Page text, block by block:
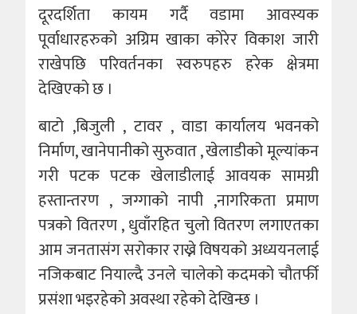
दूरदर्शिता कायम गर्दै वडामा आवस्यक
पूर्वाधारहरुको अग्रिम खाका कोरेर विकाश जारी
राखेपछि परिवर्तनका स्वरुपहरु हरेक क्षेत्रमा
देखिएको छ ।
बाटो ,बिजुली , टावर , वाडा कार्यालय भवनको
निर्माण, खानेपानीको सुरुवात , खेलाडीको मूल्यांकन
गरी पटक पटक खेलाडीलाई आवयक सामग्री
हस्तान्तरण , जग्गाको नापी ,नागरिकता प्रमाण
पत्रको वितरण , धुवाँरहित चुलो वितरण लगाएतका
आम जनतासंग सरोकार राख्ने विषयको अध्ययनलाई
नजिकबाट नियाल्दै उनले चालेको कदमको चौतर्फी
प्रसंशा भइरहेको अवस्था रहेको देखिन्छ ।